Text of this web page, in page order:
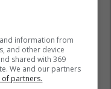
information from
and other device
shared with 369
We and our partners
of partners.